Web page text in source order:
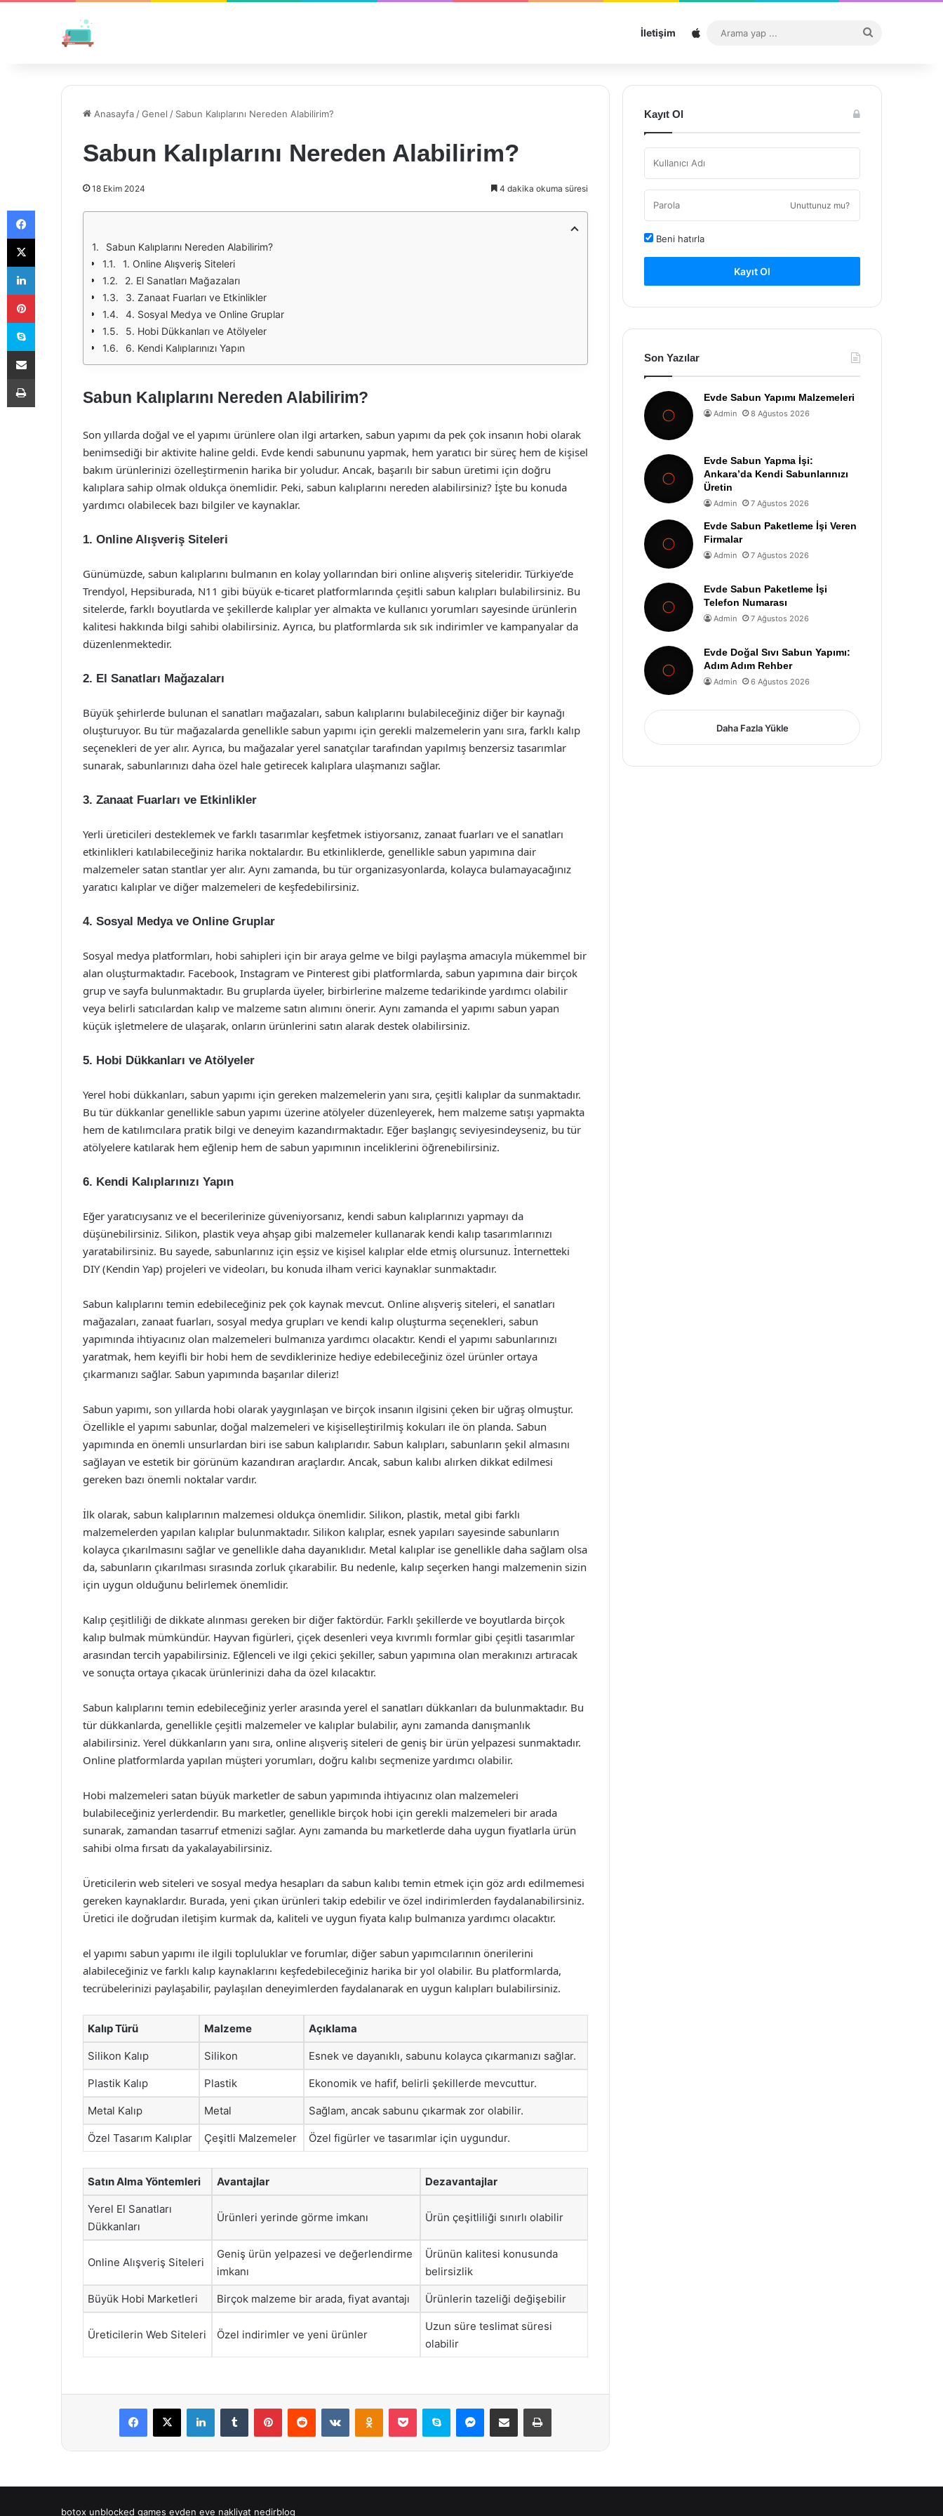
İletişim Sitemap
...
Anasayfa /Genel / Sabun Kalıplarını Nereden Alabilirim?
Sabun Kalıplarını Nereden Alabilirim?
18 Ekim 2024 4 dakika okuma süresi
Sabun Kalıplarını Nereden Alabilirim?
1. Online Alışveriş Siteleri
2. El Sanatları Mağazaları
3. Zanaat Fuarları ve Etkinlikler
4. Sosyal Medya ve Online Gruplar
5. Hobi Dükkanları ve Atölyeler
6. Kendi Kalıplarınızı Yapın
Sabun Kalıplarını Nereden Alabilirim?
Son yıllarda doğal ve el yapımı ürünlere olan ilgi artarken, sabun yapımı da pek çok insanın hobi olarak
benimsediği bir aktivite haline geldi. Evde kendi sabununu yapmak, hem yaratıcı bir süreç hem de kişisel
bakım ürünlerinizi özelleştirmenin harika bir yoludur. Ancak, başarılı bir sabun üretimi için doğru
kalıplara sahip olmak oldukça önemlidir. Peki, sabun kalıplarını nereden alabilirsiniz? İşte bu konuda
yardımcı olabilecek bazı bilgiler ve kaynaklar.
1. Online Alışveriş Siteleri
Günümüzde, sabun kalıplarını bulmanın en kolay yollarından biri online alışveriş siteleridir. Türkiye’de
Trendyol, Hepsiburada, N11 gibi büyük e-ticaret platformlarında çeşitli sabun kalıpları bulabilirsiniz. Bu
sitelerde, farklı boyutlarda ve şekillerde kalıplar yer almakta ve kullanıcı yorumları sayesinde ürünlerin
kalitesi hakkında bilgi sahibi olabilirsiniz. Ayrıca, bu platformlarda sık sık indirimler ve kampanyalar da
düzenlenmektedir.
2. El Sanatları Mağazaları
Büyük şehirlerde bulunan el sanatları mağazaları, sabun kalıplarını bulabileceğiniz diğer bir kaynağı
oluşturuyor. Bu tür mağazalarda genellikle sabun yapımı için gerekli malzemelerin yanı sıra, farklı kalıp
seçenekleri de yer alır. Ayrıca, bu mağazalar yerel sanatçılar tarafından yapılmış benzersiz tasarımlar
sunarak, sabunlarınızı daha özel hale getirecek kalıplara ulaşmanızı sağlar.
3. Zanaat Fuarları ve Etkinlikler
Yerli üreticileri desteklemek ve farklı tasarımlar keşfetmek istiyorsanız, zanaat fuarları ve el sanatları
etkinlikleri katılabileceğiniz harika noktalardır. Bu etkinliklerde, genellikle sabun yapımına dair
malzemeler satan stantlar yer alır. Aynı zamanda, bu tür organizasyonlarda, kolayca bulamayacağınız
yaratıcı kalıplar ve diğer malzemeleri de keşfedebilirsiniz.
4. Sosyal Medya ve Online Gruplar
Sosyal medya platformları, hobi sahipleri için bir araya gelme ve bilgi paylaşma amacıyla mükemmel bir
alan oluşturmaktadır. Facebook, Instagram ve Pinterest gibi platformlarda, sabun yapımına dair birçok
grup ve sayfa bulunmaktadır. Bu gruplarda üyeler, birbirlerine malzeme tedarikinde yardımcı olabilir
veya belirli satıcılardan kalıp ve malzeme satın alımını önerir. Aynı zamanda el yapımı sabun yapan
küçük işletmelere de ulaşarak, onların ürünlerini satın alarak destek olabilirsiniz.
5. Hobi Dükkanları ve Atölyeler
Yerel hobi dükkanları, sabun yapımı için gereken malzemelerin yanı sıra, çeşitli kalıplar da sunmaktadır.
Bu tür dükkanlar genellikle sabun yapımı üzerine atölyeler düzenleyerek, hem malzeme satışı yapmakta
hem de katılımcılara pratik bilgi ve deneyim kazandırmaktadır. Eğer başlangıç seviyesindeyseniz, bu tür
atölyelere katılarak hem eğlenip hem de sabun yapımının inceliklerini öğrenebilirsiniz.
6. Kendi Kalıplarınızı Yapın
Eğer yaratıcıysanız ve el becerilerinize güveniyorsanız, kendi sabun kalıplarınızı yapmayı da
düşünebilirsiniz. Silikon, plastik veya ahşap gibi malzemeler kullanarak kendi kalıp tasarımlarınızı
yaratabilirsiniz. Bu sayede, sabunlarınız için eşsiz ve kişisel kalıplar elde etmiş olursunuz. İnternetteki
DIY (Kendin Yap) projeleri ve videoları, bu konuda ilham verici kaynaklar sunmaktadır.
Sabun kalıplarını temin edebileceğiniz pek çok kaynak mevcut. Online alışveriş siteleri, el sanatları
mağazaları, zanaat fuarları, sosyal medya grupları ve kendi kalıp oluşturma seçenekleri, sabun
yapımında ihtiyacınız olan malzemeleri bulmanıza yardımcı olacaktır. Kendi el yapımı sabunlarınızı
yaratmak, hem keyifli bir hobi hem de sevdiklerinize hediye edebileceğiniz özel ürünler ortaya
çıkarmanızı sağlar. Sabun yapımında başarılar dileriz!
Sabun yapımı, son yıllarda hobi olarak yaygınlaşan ve birçok insanın ilgisini çeken bir uğraş olmuştur.
Özellikle el yapımı sabunlar, doğal malzemeleri ve kişiselleştirilmiş kokuları ile ön planda. Sabun
yapımında en önemli unsurlardan biri ise sabun kalıplarıdır. Sabun kalıpları, sabunların şekil almasını
sağlayan ve estetik bir görünüm kazandıran araçlardır. Ancak, sabun kalıbı alırken dikkat edilmesi
gereken bazı önemli noktalar vardır.
İlk olarak, sabun kalıplarının malzemesi oldukça önemlidir. Silikon, plastik, metal gibi farklı
malzemelerden yapılan kalıplar bulunmaktadır. Silikon kalıplar, esnek yapıları sayesinde sabunların
kolayca çıkarılmasını sağlar ve genellikle daha dayanıklıdır. Metal kalıplar ise genellikle daha sağlam olsa
da, sabunların çıkarılması sırasında zorluk çıkarabilir. Bu nedenle, kalıp seçerken hangi malzemenin sizin
için uygun olduğunu belirlemek önemlidir.
Kalıp çeşitliliği de dikkate alınması gereken bir diğer faktördür. Farklı şekillerde ve boyutlarda birçok
kalıp bulmak mümkündür. Hayvan figürleri, çiçek desenleri veya kıvrımlı formlar gibi çeşitli tasarımlar
arasından tercih yapabilirsiniz. Eğlenceli ve ilgi çekici şekiller, sabun yapımına olan merakınızı artıracak
ve sonuçta ortaya çıkacak ürünlerinizi daha da özel kılacaktır.
Sabun kalıplarını temin edebileceğiniz yerler arasında yerel el sanatları dükkanları da bulunmaktadır. Bu
tür dükkanlarda, genellikle çeşitli malzemeler ve kalıplar bulabilir, aynı zamanda danışmanlık
alabilirsiniz. Yerel dükkanların yanı sıra, online alışveriş siteleri de geniş bir ürün yelpazesi sunmaktadır.
Online platformlarda yapılan müşteri yorumları, doğru kalıbı seçmenize yardımcı olabilir.
Hobi malzemeleri satan büyük marketler de sabun yapımında ihtiyacınız olan malzemeleri
bulabileceğiniz yerlerdendir. Bu marketler, genellikle birçok hobi için gerekli malzemeleri bir arada
sunarak, zamandan tasarruf etmenizi sağlar. Aynı zamanda bu marketlerde daha uygun fiyatlarla ürün
sahibi olma fırsatı da yakalayabilirsiniz.
Üreticilerin web siteleri ve sosyal medya hesapları da sabun kalıbı temin etmek için göz ardı edilmemesi
gereken kaynaklardır. Burada, yeni çıkan ürünleri takip edebilir ve özel indirimlerden faydalanabilirsiniz.
Üretici ile doğrudan iletişim kurmak da, kaliteli ve uygun fiyata kalıp bulmanıza yardımcı olacaktır.
el yapımı sabun yapımı ile ilgili topluluklar ve forumlar, diğer sabun yapımcılarının önerilerini
alabileceğiniz ve farklı kalıp kaynaklarını keşfedebileceğiniz harika bir yol olabilir. Bu platformlarda,
tecrübelerinizi paylaşabilir, paylaşılan deneyimlerden faydalanarak en uygun kalıpları bulabilirsiniz.
Kalıp Türü Malzeme Açıklama
Silikon Kalıp Silikon Esnek ve dayanıklı, sabunu kolayca çıkarmanızı sağlar.
Plastik Kalıp Plastik Ekonomik ve hafif, belirli şekillerde mevcuttur.
Metal Kalıp Metal Sağlam, ancak sabunu çıkarmak zor olabilir.
Özel Tasarım Kalıplar Çeşitli Malzemeler Özel figürler ve tasarımlar için uygundur.
Satın Alma Yöntemleri Avantajlar Dezavantajlar
Yerel El Sanatları
Dükkanları
Ürünleri yerinde görme imkanı Ürün çeşitliliği sınırlı olabilir
Online Alışveriş Siteleri
Geniş ürün yelpazesi ve değerlendirme
imkanı
Ürünün kalitesi konusunda
belirsizlik
Büyük Hobi Marketleri Birçok malzeme bir arada, fiyat avantajı Ürünlerin tazeliği değişebilir
Üreticilerin Web Siteleri Özel indirimler ve yeni ürünler
Uzun süre teslimat süresi
olabilir
Facebook
X LinkedInTumblr PinterestReddit VKontakteOdnoklassniki
Pocket Skype Messenger
E-Posta ile paylaş Yazdır
Kayıt Ol
Unuttunuz mu?
Beni hatırla
Kayıt Ol
Son Yazılar
Evde Sabun Yapımı Malzemeleri
Admin 8 Ağustos 2026
Evde Sabun Yapma İşi:
Ankara’da Kendi Sabunlarınızı
Üretin
Admin 7 Ağustos 2026
Evde Sabun Paketleme İşi Veren
Firmalar
Admin 7 Ağustos 2026
Evde Sabun Paketleme İşi
Telefon Numarası
Admin 7 Ağustos 2026
Evde Doğal Sıvı Sabun Yapımı:
Adım Adım Rehber
Admin 6 Ağustos 2026
Daha Fazla Yükle
botox unblocked games evden eve nakliyat nedirblog
Facebook
X
LinkedIn
Pinterest
Skype
E-Posta ile paylaş